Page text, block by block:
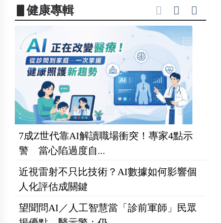
▋健康專輯
7成Z世代靠AI解讀職場衝突！專家4點示
警 當心陷過度自...
近視雷射不只比技術？AI數據如何影響個
人化評估成關鍵
望聞問AI／人工智慧當「診前軍師」民眾